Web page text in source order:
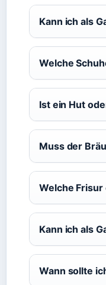
Kann ich als
Welche
Ist ein Hut
Muss der
Welche Frisur
Kann ich als
Wann sollte